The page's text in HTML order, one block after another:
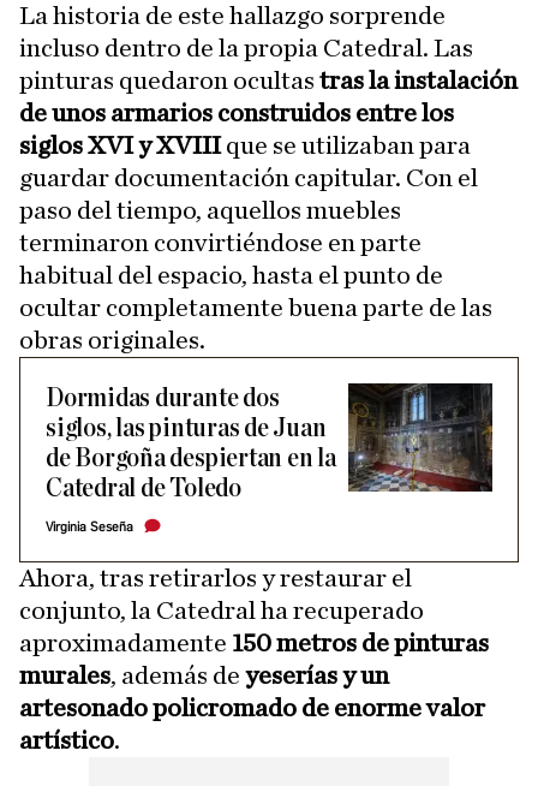
La historia de este hallazgo sorprende
incluso dentro de la propia Catedral. Las
pinturas quedaron ocultas tras la instalación
de unos armarios construidos entre los
siglos XVI y XVIIIque se utilizaban para
guardar documentación capitular. Con el
paso del tiempo, aquellos muebles
terminaron convirtiéndose en parte
habitual del espacio, hasta el punto de
ocultar completamente buena parte de las
obras originales.
Dormidas durante dos
siglos, las pinturas de Juan
de Borgoña despiertan en la
Catedral de Toledo
Virginia Seseña
Ahora, tras retirarlos y restaurar el
conjunto, la Catedral ha recuperado
aproximadamente 150 metros de pinturas
murales, además de yeserías y un
artesonado policromado de enorme valor
artístico.